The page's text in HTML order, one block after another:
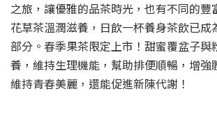
之旅，讓優雅的品茶時光，也有不同的豐
花草茶溫潤滋養，日飲一杯養身茶飲已成
部分。春季果茶限定上市！甜蜜覆盆子與
養，維持生理機能，幫助排便順暢，增強
維持青春美麗，還能促進新陳代謝！